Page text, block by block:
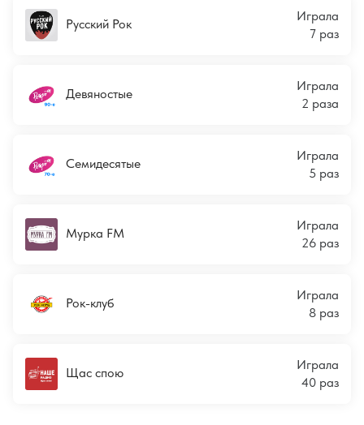
Русский Рок
Играла
7 раз
Девяностые
Играла
2 раза
Семидесятые
Играла
5 раз
Мурка FM
Играла
26 раз
Рок-клуб
Играла
8 раз
Щас спою
Играла
40 раз